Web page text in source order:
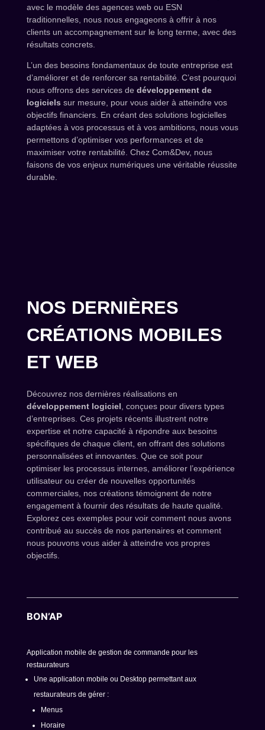
avec le modèle des agences web ou ESN
traditionnelles, nous nous engageons à offrir à nos
clients un accompagnement sur le long terme, avec des
résultats concrets.
L’un des besoins fondamentaux de toute entreprise est
d’améliorer et de renforcer sa rentabilité. C’est pourquoi
nous offrons des services de développement de
logiciels sur mesure, pour vous aider à atteindre vos
objectifs financiers. En créant des solutions logicielles
adaptées à vos processus et à vos ambitions, nous vous
permettons d’optimiser vos performances et de
maximiser votre rentabilité. Chez Com&Dev, nous
faisons de vos enjeux numériques une véritable réussite
durable.
NOS DERNIÈRES
CRÉATIONS MOBILES
ET WEB
Découvrez nos dernières réalisations en
développement logiciel, conçues pour divers types
d’entreprises. Ces projets récents illustrent notre
expertise et notre capacité à répondre aux besoins
spécifiques de chaque client, en offrant des solutions
personnalisées et innovantes. Que ce soit pour
optimiser les processus internes, améliorer l’expérience
utilisateur ou créer de nouvelles opportunités
commerciales, nos créations témoignent de notre
engagement à fournir des résultats de haute qualité.
Explorez ces exemples pour voir comment nous avons
contribué au succès de nos partenaires et comment
nous pouvons vous aider à atteindre vos propres
objectifs.
BON’AP
Application mobile de gestion de commande pour les
restaurateurs
Une application mobile ou Desktop permettant aux
restaurateurs de gérer :
Menus
Horaire